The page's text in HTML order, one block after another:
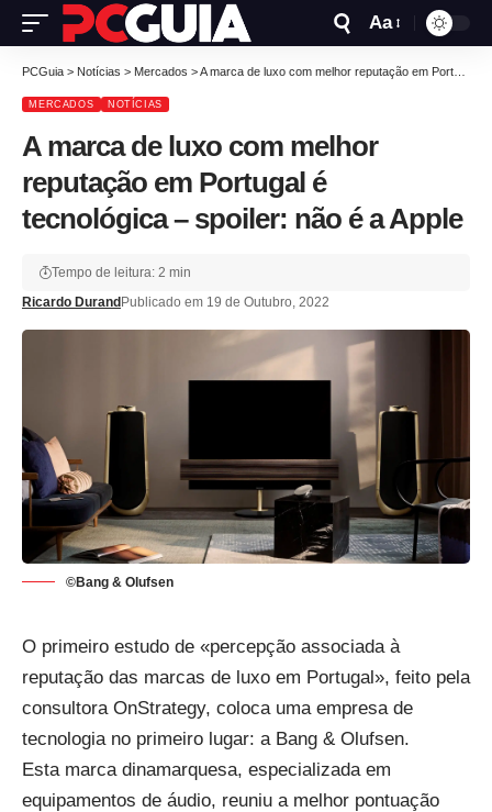
Aa
PCGuia > Notícias > Mercados >A marca de luxo com melhor reputação em Portugal é tecnológica – spoiler: não é a Apple
MERCADOS NOTÍCIAS
A marca de luxo com melhor
reputação em Portugal é
tecnológica – spoiler: não é a Apple
Ricardo Durand Publicado em 19 de Outubro, 2022
Tempo de leitura: 2 min
©Bang & Olufsen
O primeiro estudo de «percepção associada à
reputação das marcas de luxo em Portugal», feito pela
consultora OnStrategy, coloca uma empresa de
tecnologia no primeiro lugar: a Bang & Olufsen.
Esta marca dinamarquesa, especializada em
equipamentos de áudio, reuniu a melhor pontuação